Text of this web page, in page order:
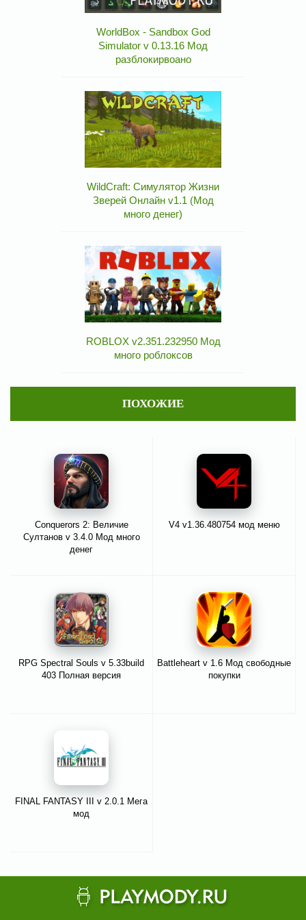
WorldBox - Sandbox God
Simulator v 0.13.16 Мод
разблокирвоано
WildCraft: Симулятор Жизни
Зверей Онлайн v1.1 (Мод
много денег)
ROBLOX v2.351.232950 Мод
много роблоксов
ПОХОЖИЕ
Conquerors 2: Величие
Султанов v 3.4.0 Мод много
денег
V4 v1.36.480754 мод меню
RPG Spectral Souls v 5.33build
403 Полная версия
Battleheart v 1.6 Мод свободные
покупки
FINAL FANTASY III v 2.0.1 Мега
мод